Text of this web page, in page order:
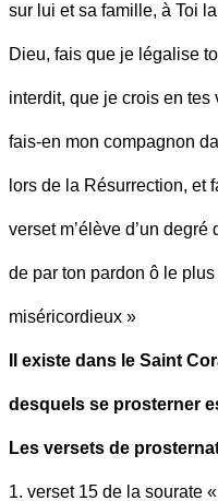
sur lui et sa famille, à Toi
Dieu, fais que je légalise
interdit, que je crois en
fais-en mon compagnon
lors de la Résurrection, et
verset m’élève d’un
de par ton pardon ô le
miséricordieux »
Il existe dans le Saint
desquels se prosterner
Les versets de
1. verset 15 de la sourate